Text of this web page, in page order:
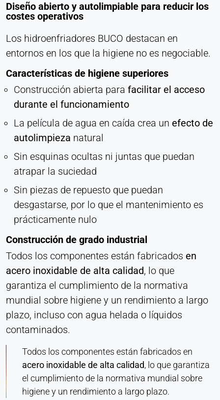
Diseño abierto y autolimpiable para reducir los
costes operativos
Los hidroenfriadores BUCO destacan en
entornos en los que la higiene no es negociable.
Características de higiene superiores
Construcción abierta para facilitar el acceso
durante el funcionamiento
La película de agua en caída crea un efecto de
autolimpieza natural
Sin esquinas ocultas ni juntas que puedan
atrapar la suciedad
Sin piezas de repuesto que puedan
desgastarse, por lo que el mantenimiento es
prácticamente nulo
Construcción de grado industrial
Todos los componentes están fabricados en
acero inoxidable de alta calidad, lo que
garantiza el cumplimiento de la normativa
mundial sobre higiene y un rendimiento a largo
plazo, incluso con agua helada o líquidos
contaminados.
Todos los componentes están fabricados en
acero inoxidable de alta calidad, lo que garantiza
el cumplimiento de la normativa mundial sobre
higiene y un rendimiento a largo plazo.